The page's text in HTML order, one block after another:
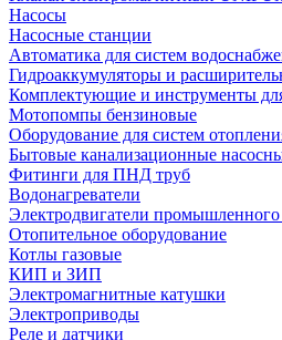
Насосы
Насосные станции
Автоматика для систем
Гидроаккумуляторы и
Комплектующие и инструменты
Мотопомпы бензиновые
Оборудование для систем
Бытовые канализационные
Фитинги для ПНД труб
Водонагреватели
Электродвигатели промышленного
Отопительное оборудование
Котлы газовые
КИП и ЗИП
Электромагнитные катушки
Электроприводы
Реле и датчики